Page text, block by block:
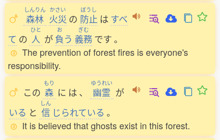
しんりん
森林
かさい
火災 の
ぼうし
防止 は すべ
て の
ひと
人 が
お
負 う
ぎむ
義務です。
The prevention of forest fires is everyone's
responsibility.
この
もり
森 に は 、
ゆうれい
幽霊 が
いる と
しん
信 じられている 。
It is believed that ghosts exist in this forest.